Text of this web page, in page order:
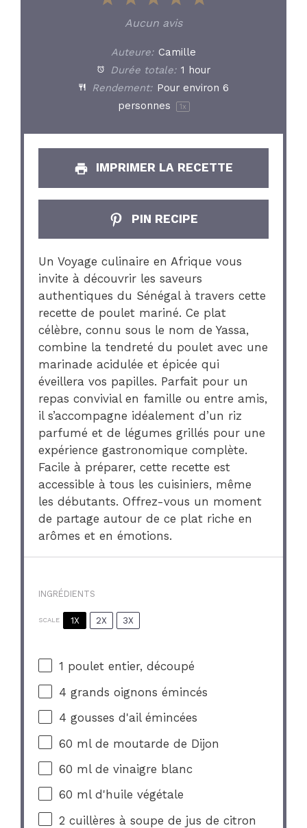
Stars
Stars
Star
Aucun avis
Auteure: Camille
Durée totale: 1 hour
Rendement: Pour environ 6
personnes
1 x
IMPRIMER LA RECETTE
PIN RECIPE
Un Voyage culinaire en Afrique vous
invite à découvrir les saveurs
authentiques du Sénégal à travers cette
recette de poulet mariné. Ce plat
célèbre, connu sous le nom de Yassa,
combine la tendreté du poulet avec une
marinade acidulée et épicée qui
éveillera vos papilles. Parfait pour un
repas convivial en famille ou entre amis,
il s’accompagne idéalement d’un riz
parfumé et de légumes grillés pour une
expérience gastronomique complète.
Facile à préparer, cette recette est
accessible à tous les cuisiniers, même
les débutants. Offrez-vous un moment
de partage autour de ce plat riche en
arômes et en émotions.
INGRÉDIENTS
SCALE 1X 2X 3X
1 poulet entier, découpé
4 grands oignons émincés
4 gousses d'ail émincées
60 ml de moutarde de Dijon
60 ml de vinaigre blanc
60 ml d'huile végétale
2 cuillères à soupe de jus de citron